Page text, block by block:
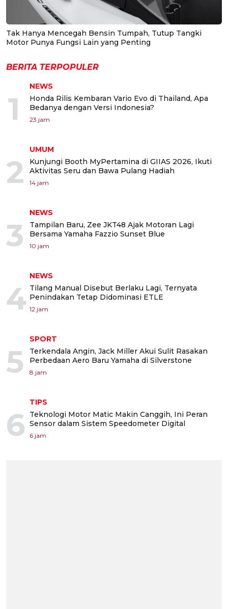
Tak Hanya Mencegah Bensin Tumpah, Tutup Tangki
Motor Punya Fungsi Lain yang Penting
BERITA TERPOPULER
1
NEWS
Honda Rilis Kembaran Vario Evo di Thailand, Apa
Bedanya dengan Versi Indonesia?
23 jam
2
UMUM
Kunjungi Booth MyPertamina di GIIAS 2026, Ikuti
Aktivitas Seru dan Bawa Pulang Hadiah
14 jam
3
NEWS
Tampilan Baru, Zee JKT48 Ajak Motoran Lagi
Bersama Yamaha Fazzio Sunset Blue
10 jam
4
NEWS
Tilang Manual Disebut Berlaku Lagi, Ternyata
Penindakan Tetap Didominasi ETLE
12 jam
5
SPORT
Terkendala Angin, Jack Miller Akui Sulit Rasakan
Perbedaan Aero Baru Yamaha di Silverstone
8 jam
6
TIPS
Teknologi Motor Matic Makin Canggih, Ini Peran
Sensor dalam Sistem Speedometer Digital
6 jam